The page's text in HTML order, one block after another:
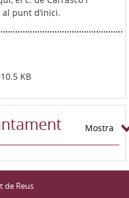
punt d’inici.
KB
Mostra
de Reus